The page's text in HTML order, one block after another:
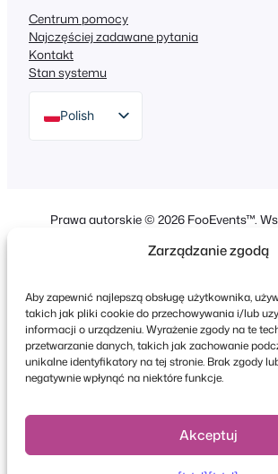
Zarządzanie zgodą
Aby zapewnić najlepszą obsługę użytkownika,
takich jak pliki cookie do przechowywania i/lub
informacji o urządzeniu. Wyrażenie zgody na te
przetwarzanie danych, takich jak zachowanie
unikalne identyfikatory na tej stronie. Brak zgody
negatywnie wpłynąć na niektóre funkcje.
Akceptuj
Centrum pomocy
Najczęściej zadawane pytania
Kontakt
Stan systemu
Polish
Portuguese
French
Greek
Prawa autorskie © 2026 FooEvents™.
Oświadczenie o ochronie prywatności|